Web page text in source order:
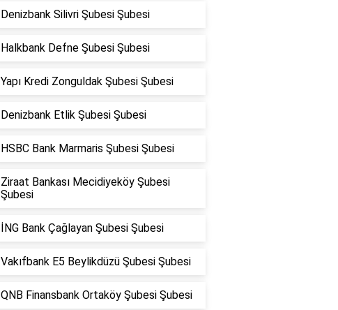
Denizbank Silivri Şubesi Şubesi
Halkbank Defne Şubesi Şubesi
Yapı Kredi Zonguldak Şubesi Şubesi
Denizbank Etlik Şubesi Şubesi
HSBC Bank Marmaris Şubesi Şubesi
Ziraat Bankası Mecidiyeköy Şubesi
Şubesi
İNG Bank Çağlayan Şubesi Şubesi
Vakıfbank E5 Beylikdüzü Şubesi Şubesi
QNB Finansbank Ortaköy Şubesi Şubesi